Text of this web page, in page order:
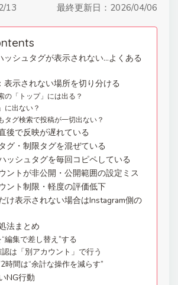
13 最終更新日： 2026/04/06
ッシュタグが表示されない…よくある
表示されない場所を切り分ける
「トップ」には出る？
に出ない？
グ検索で投稿が一切出ない？
後で反映が遅れている
グ・制限タグを混ぜている
ッシュタグを毎回コピペしている
ントが非公開・公開範囲の設定ミス
ント制限・軽度の評価低下
け表示されない場合はInstagram側の
法まとめ
編集で差し替え”する
は「別アカウント」で行う
間は“余計な操作を減らす”
NG行動